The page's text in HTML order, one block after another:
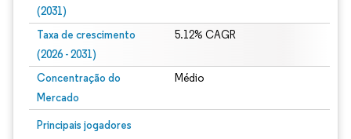
(2031)
Taxa de crescimento
(2026 - 2031)
5.12% CAGR
Concentração do
Mercado
Médio
Principais jogadores
Imagem © Mordor Intelligence. O reuso requer atribuição conforme CC BY 4.0.